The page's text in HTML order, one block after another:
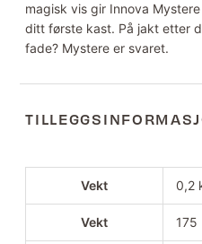
magisk vis gir Innova
ditt første kast. På jakt etter
fade? Mystere er svaret.
Vekt 0,2
Vekt 175